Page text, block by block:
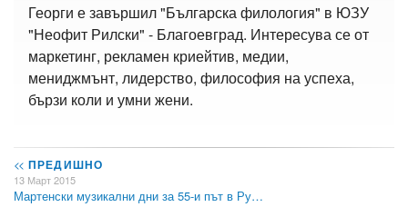
Георги е завършил "Българска филология" в ЮЗУ
"Неофит Рилски" - Благоевград. Интересува се от
маркетинг, рекламен криейтив, медии,
мениджмънт, лидерство, философия на успеха,
бързи коли и умни жени.
<< ПРЕДИШНО
13 Март 2015
Мартенски музикални дни за 55-и път в Ру…